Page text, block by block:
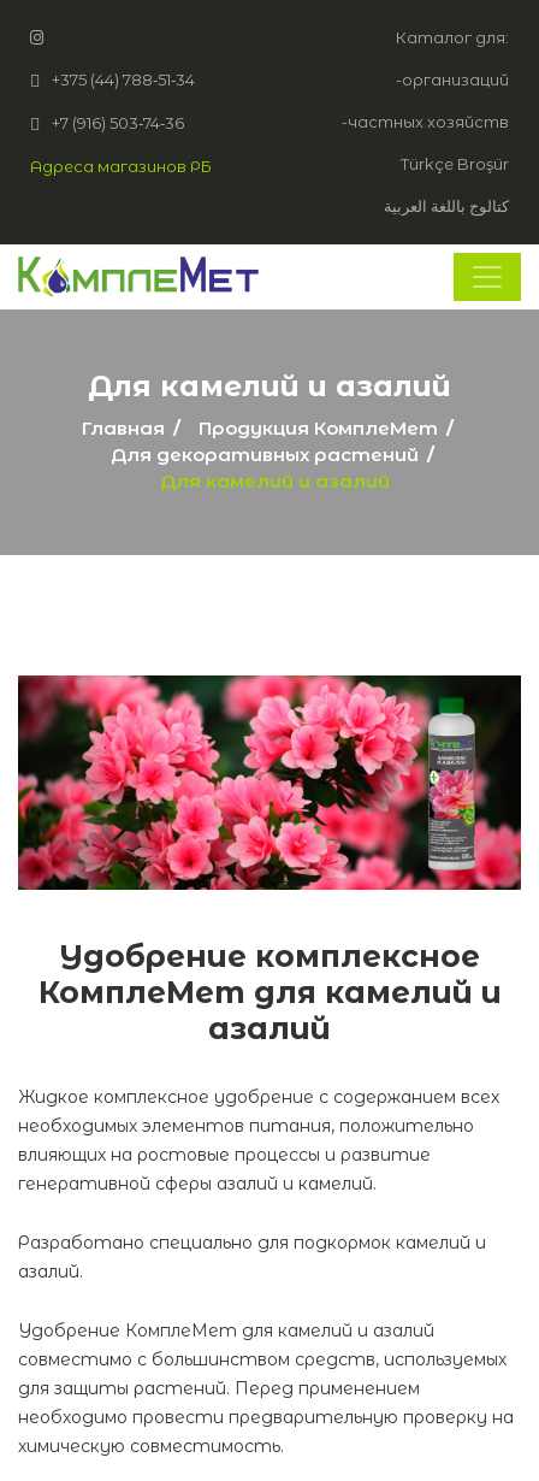
+375 (44) 788‑51‑34
+7 (916) 503‑74‑36
Адреса магазинов РБ
Каталог для:
-организаций
-частных хозяйств
Türkçe Broşür
كتالوج باللغة العربية
Для камелий и азалий
Главная
Продукция КомплеМет
Для декоративных растений
Для камелий и азалий
Удобрение комплексное
КомплеМет для камелий и
азалий
Жидкое комплексное удобрение с содержанием всех
необходимых элементов питания, положительно
влияющих на ростовые процессы и развитие
генеративной сферы азалий и камелий.
Разработано специально для подкормок камелий и
азалий.
Удобрение КомплеМет для камелий и азалий
совместимо с большинством средств, используемых
для защиты растений. Перед применением
необходимо провести предварительную проверку на
химическую совместимость.